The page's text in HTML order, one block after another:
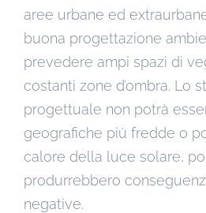
aree urbane ed
buona progettazione
prevedere ampi spazi di
costanti zone d’ombra. Lo
progettuale non potrà
geografiche più fredde o
calore della luce solare,
produrrebbero
negative.